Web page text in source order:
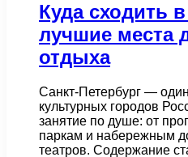
Куда сходить
лучшие места
отдыха
Санкт-Петербург —
культурных городов
занятие по душе: от
паркам и набережным
театров. Содержание